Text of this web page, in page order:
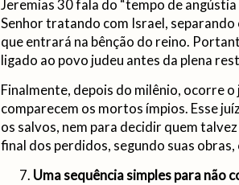
Jeremias 30 fala do “tempo de
Senhor tratando com Israel,
que entrará na bênção do reino.
ligado ao povo judeu antes da plena
Finalmente, depois do milênio, ocorre
comparecem os mortos ímpios. Esse
os salvos, nem para decidir quem
final dos perdidos, segundo suas
Uma sequência simples para não